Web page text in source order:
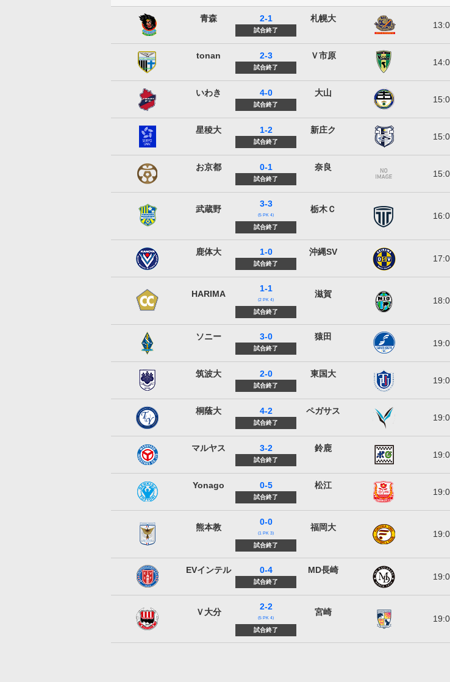
ラインメール青森
青森 2-1 札幌大
試合終了
tonan前橋tonan 2-3 Ｖ市原
試合終了
いわきFCいわき 4-0 大山
試合終了
金沢星稜大学
星稜大 1-2 新庄ク
試合終了
おこしやす京都AC
お京都 0-1 奈良
試合終了
東京武蔵野シティFC
武蔵野
3-3
(5 PK 4)
栃木Ｃ
試合終了
鹿屋体育大学
鹿体大 1-0 沖縄SV
試合終了
Cento Cuore HARIMA
HARIMA
1-1
(2 PK 4)
滋賀
試合終了
ソニー仙台FC
ソニー 3-0 猿田
試合終了
筑波大学筑波大 2-0 東国大
試合終了
桐蔭横浜大学
桐蔭大 4-2 ペガサス
試合終了
FCマルヤス岡崎
マルヤス 3-2 鈴鹿
試合終了
Yonago Genki SC
Yonago 0-5 松江
試合終了
熊本県教員蹴友団
熊本教
0-0
(1 PK 3)
福岡大
試合終了
EVインテルナシオナル
EVインテル 0-4 MD長崎
試合終了
ヴェルスパ大分
Ｖ大分
2-2
(5 PK 4)
宮崎
試合終了